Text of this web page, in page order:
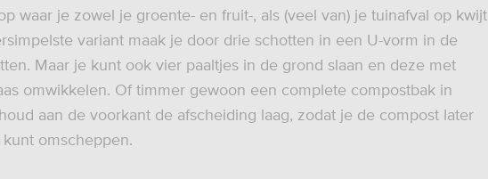
waar je zowel je groente- en fruit-, als (veel van) je tuinafval op kwijt
variant maak je door drie schotten in een U-vorm in de
Maar je kunt ook vier paaltjes in de grond slaan en deze met
omwikkelen. Of timmer gewoon een complete compostbak in
aan de voorkant de afscheiding laag, zodat je de compost later
omscheppen.